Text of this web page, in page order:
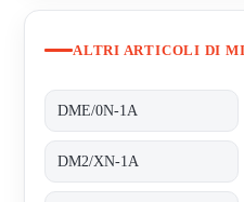
ALTRI ARTICOLI DI
DME/0N-1A
DM2/XN-1A